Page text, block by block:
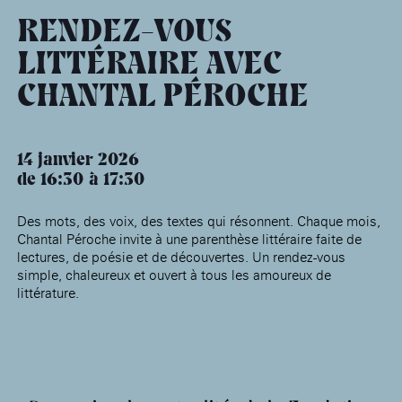
RENDEZ-VOUS
LITTÉRAIRE AVEC
CHANTAL PÉROCHE
14 janvier 2026
de 16:30
17:30
Des mots, des voix, des textes qui résonnent. Chaque mois,
Chantal Péroche invite à une parenthèse littéraire faite de
lectures, de poésie et de découvertes. Un rendez-vous
simple, chaleureux et ouvert à tous les amoureux de
littérature.
des artistes(EHPAD)
Salomon de Rothschild
Jardin public de l’Hôtel
Salomon de Rothschild